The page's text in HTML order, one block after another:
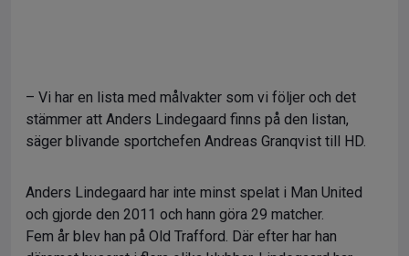
– Vi har en lista med målvakter som vi följer och det
stämmer att Anders Lindegaard finns på den listan,
säger blivande sportchefen Andreas Granqvist till HD.
Anders Lindegaard har inte minst spelat i Man United
och gjorde den 2011 och hann göra 29 matcher.
Fem år blev han på Old Trafford. Där efter har han